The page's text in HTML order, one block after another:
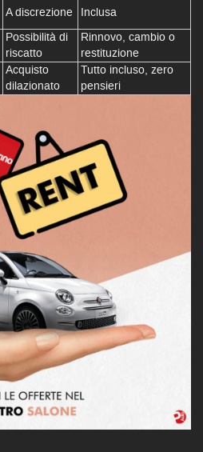
A discrezione Inclusa
Possibilità di
riscatto
Rinnovo, cambio o
restituzione
Acquisto
dilazionato
Tutto incluso, zero
pensieri